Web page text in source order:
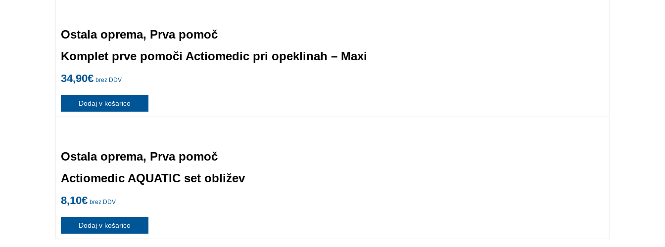
Ostala oprema, Prva pomoč
Komplet prve pomoči Actiomedic pri opeklinah – Maxi
34,90€ brez DDV
Dodaj v košarico
Ostala oprema, Prva pomoč
Actiomedic AQUATIC set obližev
8,10€ brez DDV
Dodaj v košarico